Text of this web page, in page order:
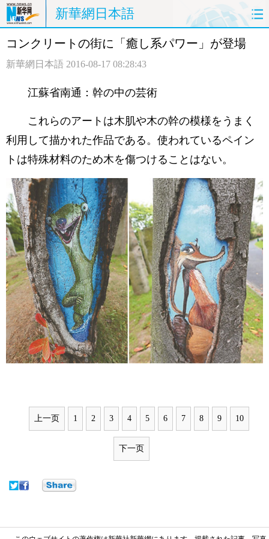
新華網日本語
ホームページ 政治 経済
中日対訳
コンクリートの街に「癒し系パワー」が登場
新華網日本語 2016-08-17 08:28:43
江蘇省南通：幹の中の芸術
これらのアートは木肌や木の幹の模様をうまく
利用して描かれた作品である。使われているペイン
トは特殊材料のため木を傷つけることはない。
上一页 1 2 3 4 5 6 7 8 9 10
下一页